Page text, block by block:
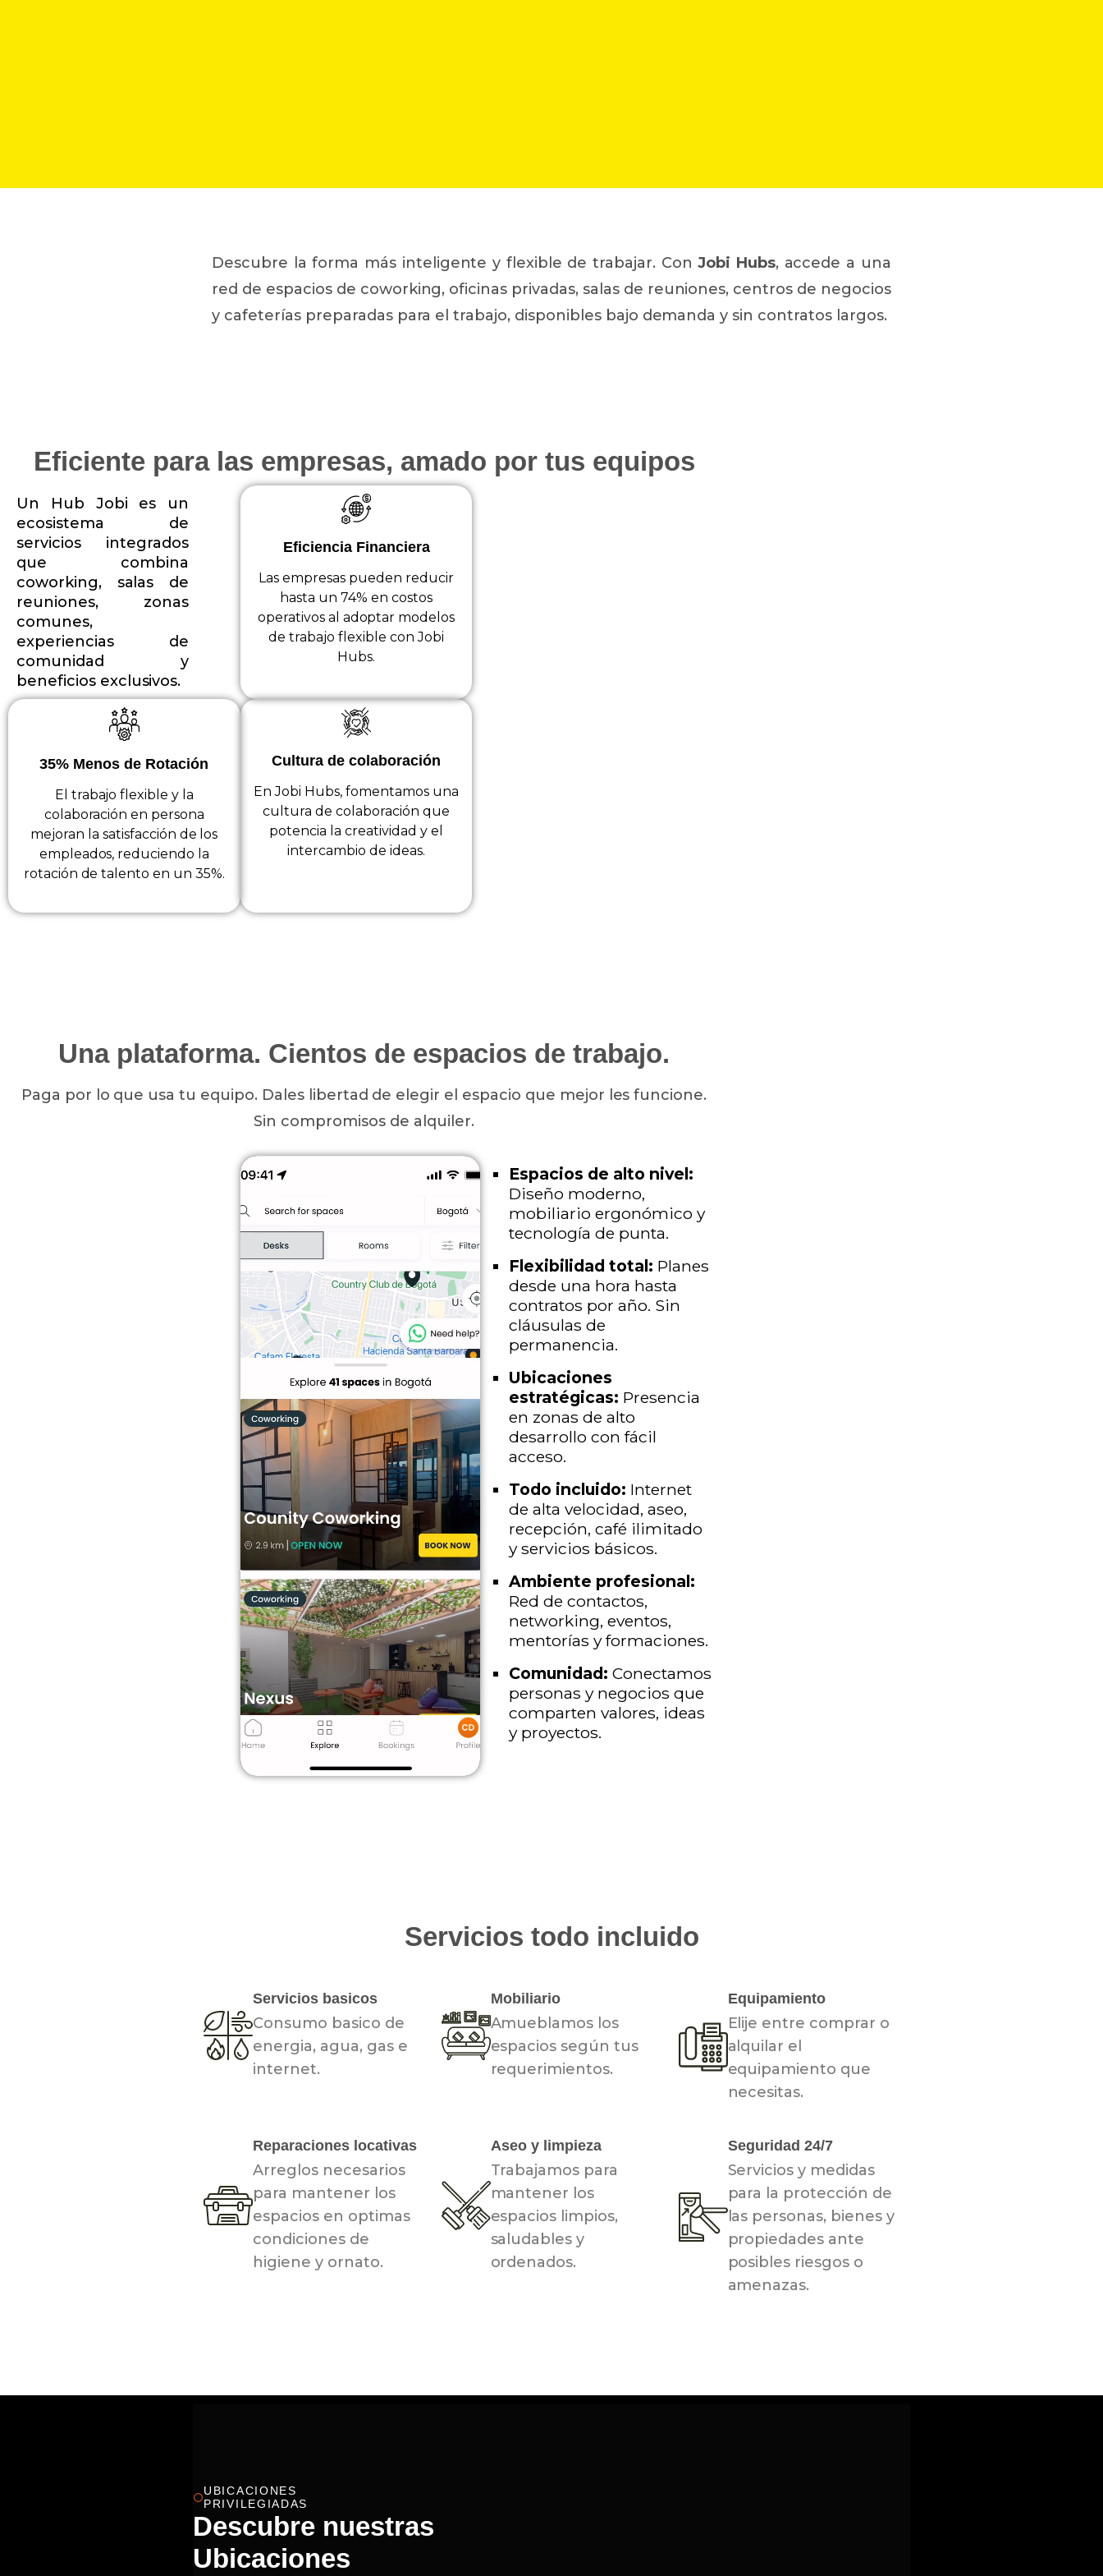
Descubre la forma más inteligente y flexible de trabajar. ConJobi Hubs, accede a una
red de espacios de coworking, oficinas privadas, salas de reuniones, centros de negocios
y cafeterías preparadas para el trabajo, disponibles bajo demanda y sin contratos largos.
Eficiente para las empresas, amado por tus equipos
Un Hub Jobi es un
ecosistema de
servicios integrados
que combina
coworking, salas de
reuniones, zonas
comunes,
experiencias de
comunidad y
beneficios exclusivos.
Eficiencia Financiera
Las empresas pueden reducir
hasta un 74% en costos
operativos al adoptar modelos
de trabajo flexible con Jobi
Hubs.
35% Menos de Rotación
El trabajo flexible y la
colaboración en persona
mejoran la satisfacción de los
empleados, reduciendo la
rotación de talento en un 35%.
Cultura de colaboración
En Jobi Hubs, fomentamos una
cultura de colaboración que
potencia la creatividad y el
intercambio de ideas.
Una plataforma. Cientos de espacios de trabajo.
Paga por lo que usa tu equipo. Dales libertad de elegir el espacio que mejor les funcione.
Sin compromisos de alquiler.
Espacios de alto nivel:
Diseño moderno,
mobiliario ergonómico y
tecnología de punta.
Flexibilidad total: Planes
desde una hora hasta
contratos por año. Sin
cláusulas de
permanencia.
Ubicaciones
estratégicas: Presencia
en zonas de alto
desarrollo con fácil
acceso.
Todo incluido: Internet
de alta velocidad, aseo,
recepción, café ilimitado
y servicios básicos.
Ambiente profesional:
Red de contactos,
networking, eventos,
mentorías y formaciones.
Comunidad: Conectamos
personas y negocios que
comparten valores, ideas
y proyectos.
Servicios todo incluido
Servicios basicos
Consumo basico de
energia, agua, gas e
internet.
Mobiliario
Amueblamos los
espacios según tus
requerimientos.
Equipamiento
Elije entre comprar o
alquilar el
equipamiento que
necesitas.
Reparaciones locativas
Arreglos necesarios
para mantener los
espacios en optimas
condiciones de
higiene y ornato.
Aseo y limpieza
Trabajamos para
mantener los
espacios limpios,
saludables y
ordenados.
Seguridad 24/7
Servicios y medidas
para la protección de
las personas, bienes y
propiedades ante
posibles riesgos o
amenazas.
UBICACIONES
PRIVILEGIADAS
Descubre nuestras
Ubicaciones